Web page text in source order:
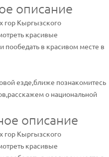
описание
гор Кыргызского
красивые
в красивом месте в
езде,ближе познакомитесь
о национальной
описание
гор Кыргызского
красивые